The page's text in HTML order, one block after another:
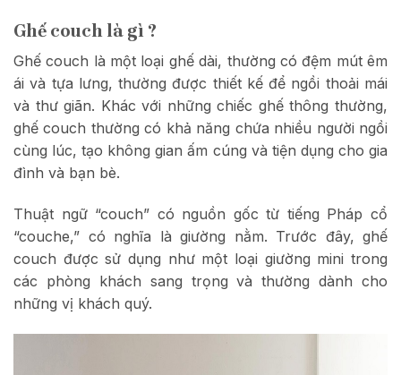
Ghế couch là gì ?
Ghế couch là một loại ghế dài, thường có đệm mút êm
ái và tựa lưng, thường được thiết kế để ngồi thoải mái
và thư giãn. Khác với những chiếc ghế thông thường,
ghế couch thường có khả năng chứa nhiều người ngồi
cùng lúc, tạo không gian ấm cúng và tiện dụng cho gia
đình và bạn bè.
Thuật ngữ “couch” có nguồn gốc từ tiếng Pháp cổ
“couche,” có nghĩa là giường nằm. Trước đây, ghế
couch được sử dụng như một loại giường mini trong
các phòng khách sang trọng và thường dành cho
những vị khách quý.